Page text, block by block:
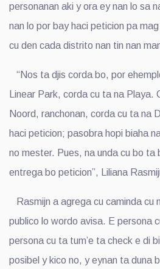
personanan aki y ora ey nan lo sa
nan lo por bay haci peticion pa
cu den cada distrito nan tin nan
“Nos ta djis corda bo, por
Linear Park, corda cu ta na Playa.
Noord, ranchonan, corda cu ta na
haci peticion; pasobra hopi biaha
no mester. Pues, na unda cu bo ta
entrega bo peticion”, Liliana
Rasmijn a agrega cu caminda cu
publico lo wordo avisa. E persona
persona cu ta tum’e ta check e di
posibel y kico no, y eynan ta duna